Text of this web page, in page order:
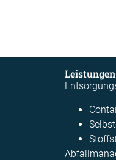
Leistungen